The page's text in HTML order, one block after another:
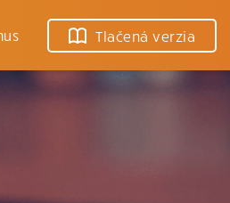
Tlačená verzia